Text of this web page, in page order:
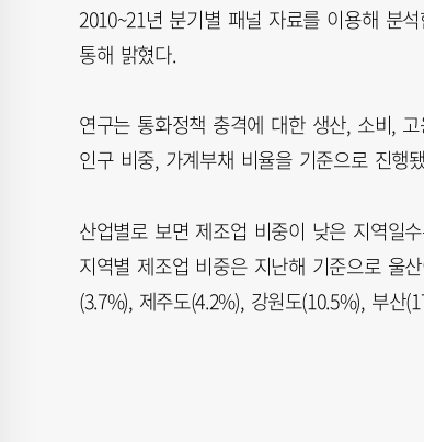
2010~21년 분기별 패널 자료를 이용해 분
통해 밝혔다.
연구는 통화정책 충격에 대한 생산, 소비,
인구 비중, 가계부채 비율을 기준으로 진행
산업별로 보면 제조업 비중이 낮은 지역일
지역별 제조업 비중은 지난해 기준으로 울
(3.7%), 제주도(4.2%), 강원도(10.5%), 부산